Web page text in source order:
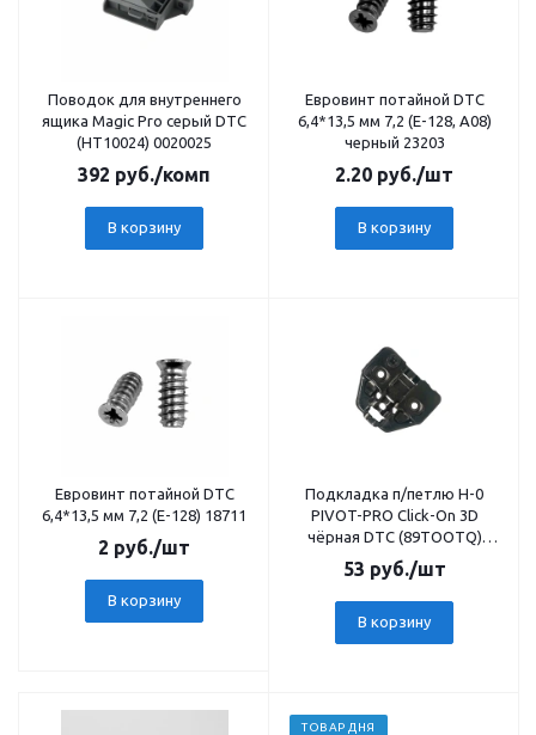
Поводок для внутреннего
ящика Magic Pro серый DTC
(HT10024) 0020025
392 руб./комп
В корзину
Евровинт потайной DTC
6,4*13,5 мм 7,2 (Е-128, А08)
черный 23203
2.20 руб./шт
В корзину
Евровинт потайной DTC
6,4*13,5 мм 7,2 (Е-128) 18711
2 руб./шт
В корзину
Подкладка п/петлю H-0
PIVOT-PRO Click-On 3D
чёрная DTC (89TOOTQ)
20406
53 руб./шт
В корзину
ТОВАР ДНЯ